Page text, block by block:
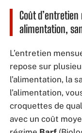
Coût
alimentation,
L’entretien
repose sur
l’alimentation, la
l’alimentation,
croquettes de
avec un coût